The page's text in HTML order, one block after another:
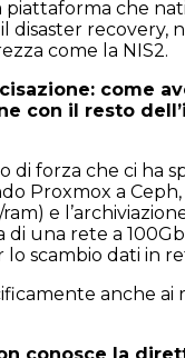
piattaforma che
disaster recovery,
come la NIS2.
come
con il resto
di forza che ci ha
Proxmox a
e
di una rete a
scambio dati in
anche ai
conosce la